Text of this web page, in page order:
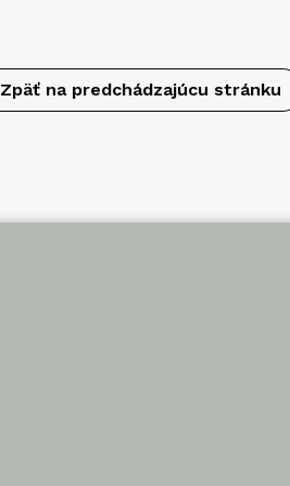
Zpäť na predchádzajúcu stránku